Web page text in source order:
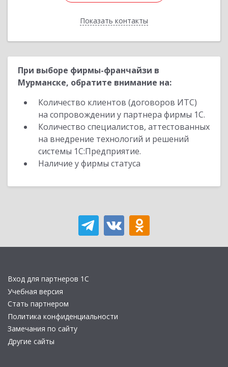
Показать контакты
Назад
При выборе фирмы-франчайзи в
Мурманске, обратите внимание на:
Количество клиентов (договоров ИТС)
на сопровождении у партнера фирмы 1С.
Количество специалистов, аттестованных
на внедрение технологий и решений
системы 1С:Предприятие.
Наличие у фирмы статуса
Вход для партнеров 1С
Учебная версия
Стать партнером
Политика конфиденциальности
Замечания по сайту
Другие сайты